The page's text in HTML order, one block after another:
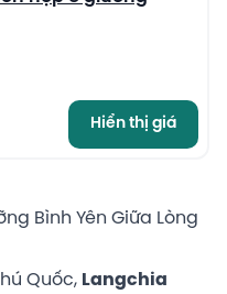
Hiển thị giá
Bình Yên Giữa Lòng
Quốc, Langchia